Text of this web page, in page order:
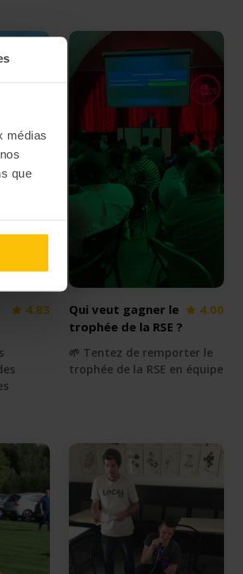
médias
que
4.83
Qui veut gagner le
trophée de la RSE ?
4.00
🌱 Tentez de remporter le
trophée de la RSE en équipe